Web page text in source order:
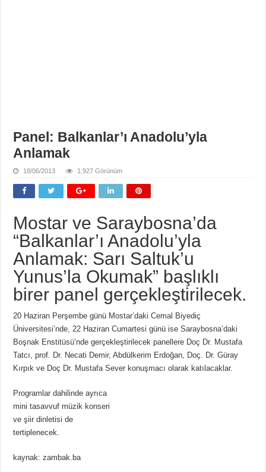
Panel: Balkanlar’ı Anadolu’yla
Anlamak
18/06/2013 1,927 Görünüm
Mostar ve Saraybosna’da
“Balkanlar’ı Anadolu’yla
Anlamak: Sarı Saltuk’u
Yunus’la Okumak” başlıklı
birer panel gerçekleştirilecek.
20 Haziran Perşembe günü Mostar’daki Cemal Biyediç
Üniversitesi’nde, 22 Haziran Cumartesi günü ise Saraybosna’daki
Boşnak Enstitüsü’nde gerçekleştirilecek panellere Doç Dr. Mustafa
Tatcı, prof. Dr. Necati Demir, Abdülkerim Erdoğan, Doç. Dr. Güray
Kırpık ve Doç Dr. Mustafa Sever konuşmacı olarak katılacaklar.
Programlar dahilinde ayrıca
mini tasavvuf müzik konseri
ve şiir dinletisi de
tertiplenecek.
kaynak: zambak.ba